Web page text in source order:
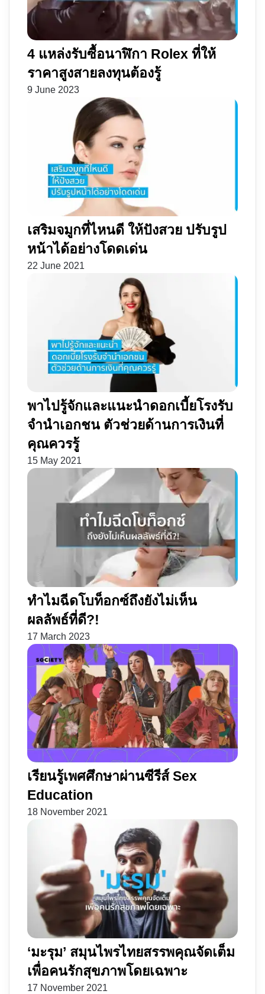
ตัว
ซง
4 แหล่งรับซื้อนาฬิกา Rolex ที่ให้
ราคาสูงสายลงทุนต้องรู้
9 June 2023
เสริมจมูกที่ไหนดี ให้ปังสวย ปรับรูป
หน้าได้อย่างโดดเด่น
22 June 2021
พาไปรู้จักและแนะนำดอกเบี้ยโรงรับ
จำนำเอกชน ตัวช่วยด้านการเงินที่
คุณควรรู้
15 May 2021
ทำไมฉีดโบท็อกซ์ถึงยังไม่เห็น
ผลลัพธ์ที่ดี?!
17 March 2023
เรียนรู้เพศศึกษาผ่านซีรีส์ Sex
Education
18 November 2021
‘มะรุม’ สมุนไพรไทยสรรพคุณจัดเต็ม
เพื่อคนรักสุขภาพโดยเฉพาะ
17 November 2021